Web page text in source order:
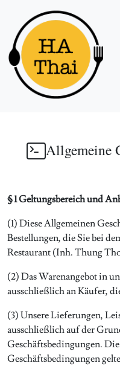
Allgemeine
§ 1 Geltungsbereich und
(1) Diese Allgemeinen
Bestellungen, die Sie bei
Restaurant (Inh. Thung
(2) Das Warenangebot in
ausschließlich an Käufer,
(3) Unsere Lieferungen,
ausschließlich auf der
Geschäftsbedingungen.
Geschäftsbedingungen